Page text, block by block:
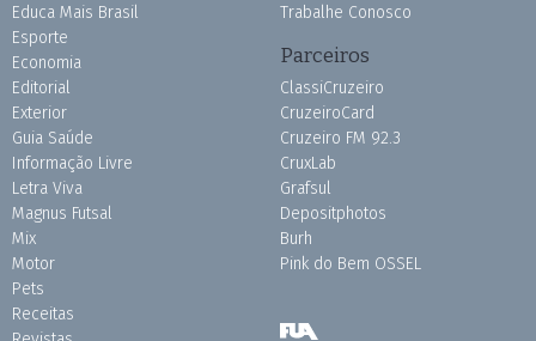
Educa Mais Brasil
Esporte
Economia
Editorial
Exterior
Guia Saúde
Informação Livre
Letra Viva
Magnus Futsal
Mix
Motor
Pets
Receitas
Trabalhe Conosco
Parceiros
ClassiCruzeiro
CruzeiroCard
Cruzeiro FM 92.3
CruxLab
Grafsul
Depositphotos
Burh
Pink do Bem OSSEL